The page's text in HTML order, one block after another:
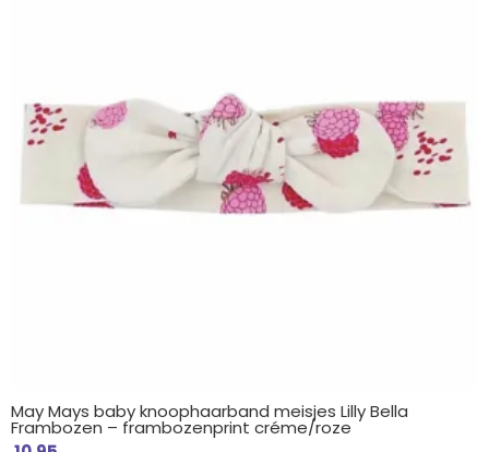
May Mays baby knoophaarband meisjes Lilly Bella
Frambozen – frambozenprint créme/roze